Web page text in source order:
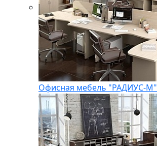
Офисная мебель "РАДИУС-М"